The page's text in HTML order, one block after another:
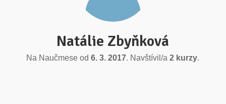
Natálie Zbyňková
Na Naučmese od6. 3. 2017. Navštívil/a2 kurzy.